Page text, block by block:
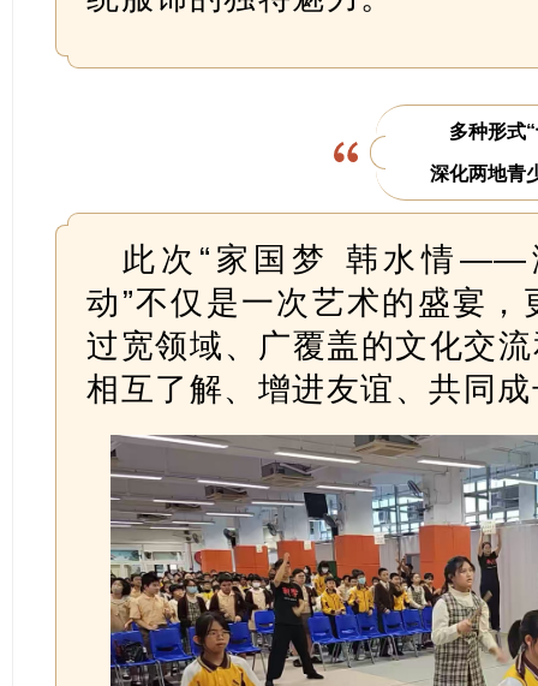
多种形式
深化两地青
此次“家国梦 韩水情——
动”不仅是一次艺术的盛宴
过宽领域、广覆盖的文化交
相互了解、增进友谊、共同